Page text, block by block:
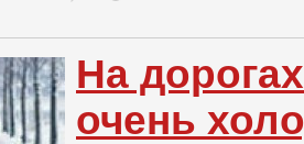
На
очень